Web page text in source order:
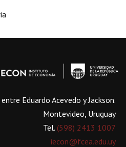
Eduardo Acevedo y Jackson.
Montevideo, Uruguay
Tel. (598) 2413 1007
iecon@fcea.edu.uy